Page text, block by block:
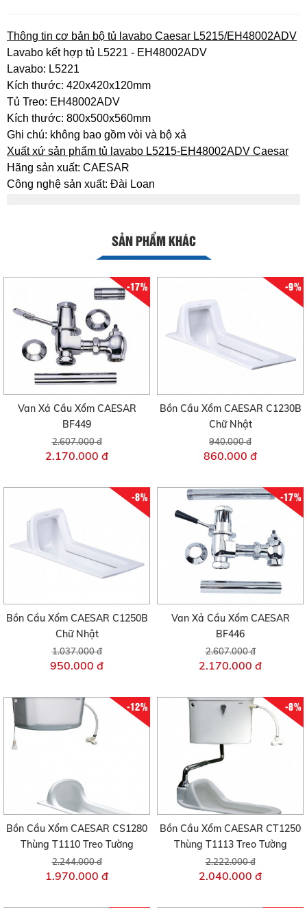
Thông tin cơ bản bộ tủ lavabo Caesar L5215/EH48002ADV
Lavabo kết hợp tủ L5221 - EH48002ADV
Lavabo: L5221
Kích thước: 420x420x120mm
Tủ Treo: EH48002ADV
Kích thước: 800x500x560mm
Ghi chú: không bao gồm vòi và bộ xả
Xuất xứ sản phẩm tủ lavabo L5215-EH48002ADV Caesar
Hãng sản xuất: CAESAR
Công nghệ sản xuất: Đài Loan
SẢN PHẨM KHÁC
-17%
Van Xả Cầu Xổm CAESAR
BF449
2.607.000 đ
2.170.000 đ
-9%
Bồn Cầu Xổm CAESAR C1230B
Chữ Nhật
940.000 đ
860.000 đ
-8%
Bồn Cầu Xổm CAESAR C1250B
Chữ Nhật
1.037.000 đ
950.000 đ
-17%
Van Xả Cầu Xổm CAESAR
BF446
2.607.000 đ
2.170.000 đ
-12%
Bồn Cầu Xổm CAESAR CS1280
Thùng T1110 Treo Tường
2.244.000 đ
1.970.000 đ
-8%
Bồn Cầu Xổm CAESAR CT1250
Thùng T1113 Treo Tường
2.222.000 đ
2.040.000 đ